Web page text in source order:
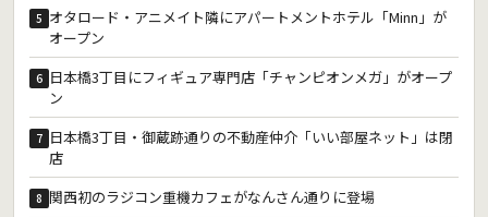
5 オタロード・アニメイト隣にアパートメントホテル「Minn」が
オープン
6 日本橋3丁目にフィギュア専門店「チャンピオンメガ」がオープ
ン
7 日本橋3丁目・御蔵跡通りの不動産仲介「いい部屋ネット」は閉
店
8 関西初のラジコン重機カフェがなんさん通りに登場